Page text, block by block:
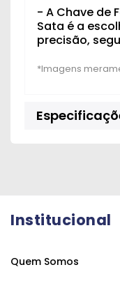
- A Chave de
Sata é a
precisão,
Institucional
Quem Somos